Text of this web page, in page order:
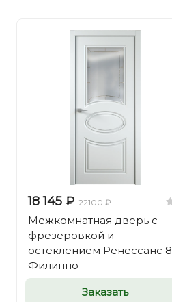
18 145 ₽ 22100 ₽
Межкомнатная дверь с
фрезеровкой и
остеклением Ренессанс 8
Филиппо
Заказать